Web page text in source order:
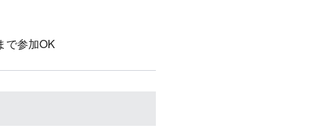
で参加OK